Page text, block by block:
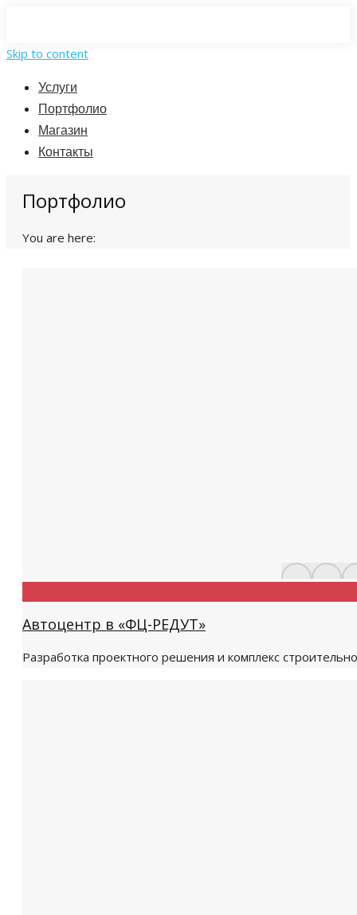
Skip to content
Услуги
Портфолио
Магазин
Контакты
Портфолио
You are here:
Автоцентр в «ФЦ-РЕДУТ»
Разработка проектного решения и комплекс